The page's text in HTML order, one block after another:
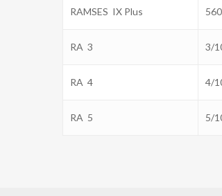
RAMSES IX Plus
RA 3 3/
RA 4 4/
RA 5 5/